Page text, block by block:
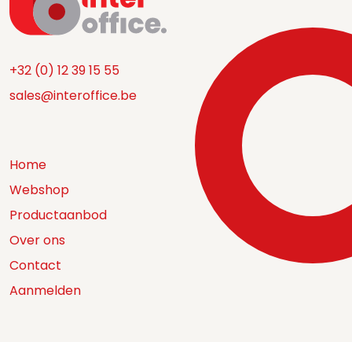
+32 (0) 12 39 15 55
sales@interoffice.be
Home
Webshop
Productaanbod
Over ons
Contact
Aanmelden